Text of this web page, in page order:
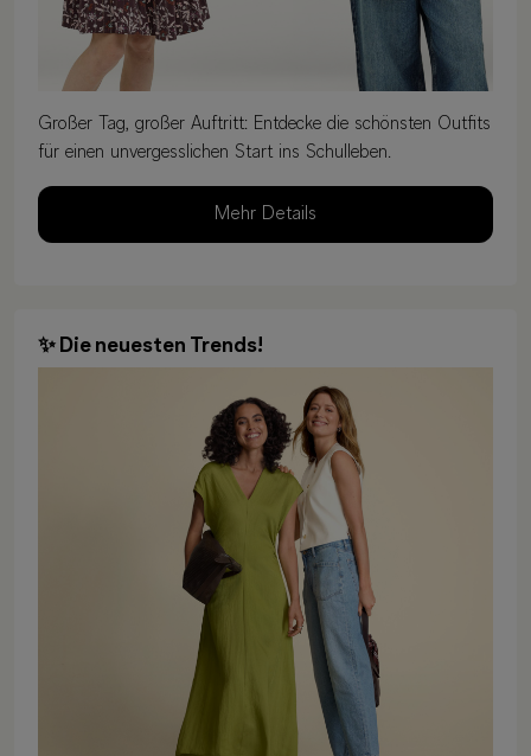
Großer Tag, großer Auftritt: Entdecke die schönsten Outfits
für einen unvergesslichen Start ins Schulleben.
Mehr Details
✨ Die neuesten Trends!